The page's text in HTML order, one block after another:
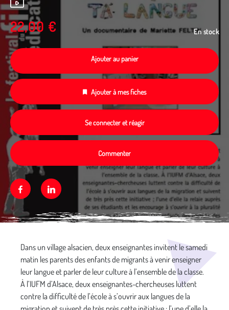
22,00 € En stock
Ajouter au panier
Ajouter à mes fiches
Se connecter et réagir
Commenter
FacebookLinkedin
Dans un village alsacien, deux enseignantes invitent le samedi
matin les parents des enfants de migrants à venir enseigner
leur langue et parler de leur culture à l’ensemble de la classe.
À l’IUFM d’Alsace, deux enseignantes-chercheuses luttent
contre la difficulté de l’école à s’ouvrir aux langues de la